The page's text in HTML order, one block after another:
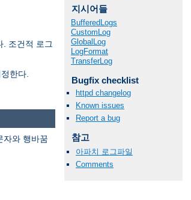
. 조건적 로그
한다.
지시어들
BufferedLogs
CustomLog
GlobalLog
LogFormat
TransferLog
Bugfix checklist
httpd changelog
Known issues
Report a bug
참고
아파치 로그파일
Comments
자와 행바꿈